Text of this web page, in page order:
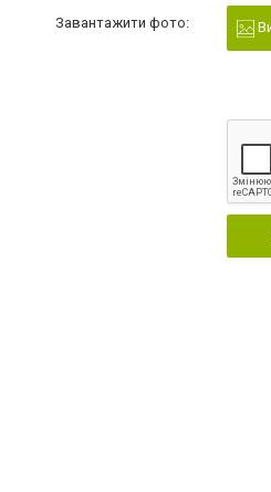
Завантажити фото: